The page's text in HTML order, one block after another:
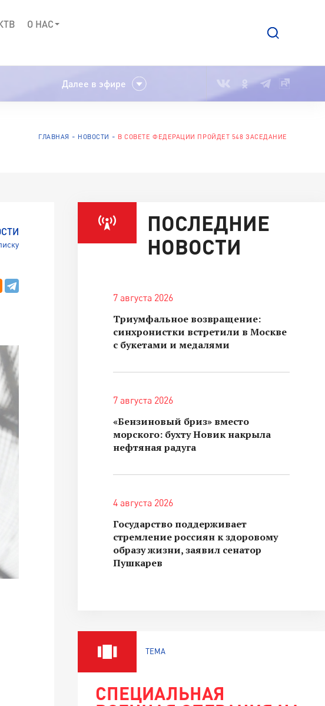
О НАС
Далее в эфире
ГЛАВНАЯ НОВОСТИ В СОВЕТЕ ФЕДЕРАЦИИ ПРОЙДЕТ 548 ЗАСЕДАНИЕ
ПОСЛЕДНИЕ
НОВОСТИ
7 августа 2026
Триумфальное возвращение:
синхронистки встретили в Москве
с букетами и медалями
7 августа 2026
«Бензиновый бриз» вместо
морского: бухту Новик накрыла
нефтяная радуга
4 августа 2026
Государство поддерживает
стремление россиян к здоровому
образу жизни, заявил сенатор
Пушкарев
ТЕМА
СПЕЦИАЛЬНАЯ